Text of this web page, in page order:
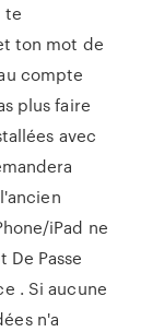
te
ton mot de
compte
plus faire
avec
iPad ne
De Passe
. Si aucune
n'a